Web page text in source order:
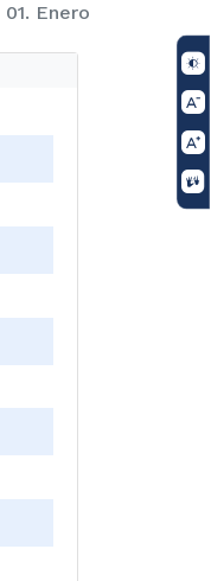
01. Enero